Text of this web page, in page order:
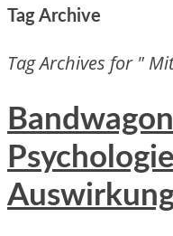
Tag Archive
Tag Archives for "